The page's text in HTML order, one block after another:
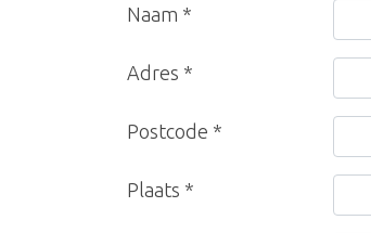
Naam *
Adres *
Postcode *
Plaats *